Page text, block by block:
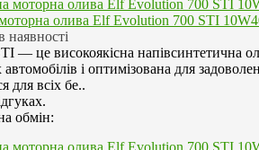
олива Elf Evolution 700 STI
наявності
— це високоякісна напівсинтетична
автомобілів і оптимізована для
для всіх бе..
обмін: